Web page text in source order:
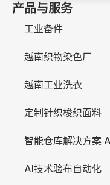
产品与服务
工业备件
越南织物染色厂
越南工业洗衣
定制针织梭织面料
智能仓库解决方案
AI技术验布自动化